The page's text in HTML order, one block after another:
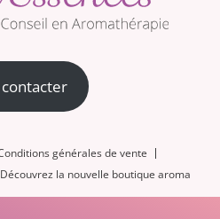
générales de vente
Découvrez la nouvelle boutique aroma